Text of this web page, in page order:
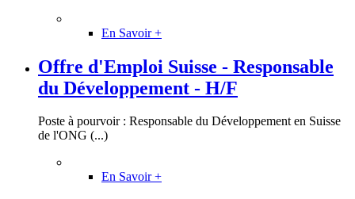
En Savoir +
Offre d'Emploi Suisse - Responsable
du Développement - H/F
Poste à pourvoir : Responsable du Développement en Suisse
de l'ONG (...)
En Savoir +